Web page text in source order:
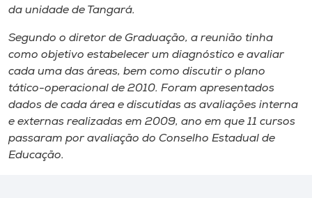
Unoesc
Store
Selecione
da unidade de Tangará.
Segundo o diretor de Graduação, a reunião tinha
como objetivo estabelecer um diagnóstico e avaliar
cada uma das áreas, bem como discutir o plano
tático-operacional de 2010. Foram apresentados
dados de cada área e discutidas as avaliações interna
e externas realizadas em 2009, ano em que 11 cursos
passaram por avaliação do Conselho Estadual de
Educação.